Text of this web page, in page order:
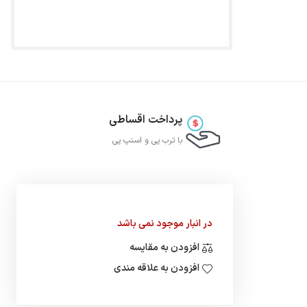
پرداخت اقساطی
با ترب‌ پی و اسنپ پی
در انبار موجود نمی باشد
افزودن به مقایسه
افزودن به علاقه مندی